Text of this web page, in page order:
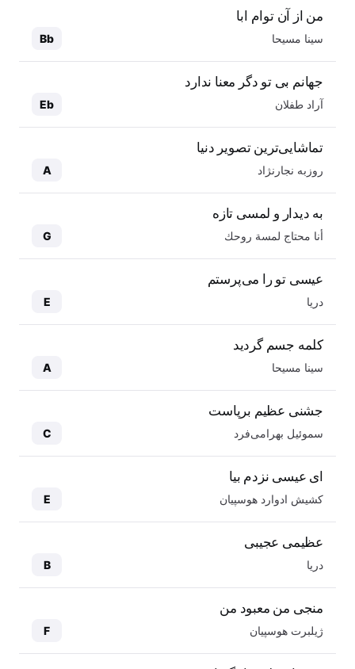
من از آن توام ابا
سینا مسیحا Bb
جهانم بی تو دگر معنا ندارد
آراد طفلان Eb
تماشایی‌ترین تصویر دنیا
روزبه نجارنژاد A
به دیدار و لمسی تازه
أنا محتاج لمسة روحك G
عیسی تو را می‌پرستم
دریا E
کلمه جسم گردید
سینا مسیحا A
جشنی عظیم برپاست
سموئیل بهرامی‌فرد C
ای عیسی نزدم بیا
کشیش ادوارد هوسپیان E
عظیمی عجیبی
دریا B
منجی من معبود من
ژیلبرت هوسپیان F